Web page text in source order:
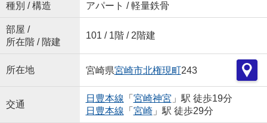
種別 / 構造 アパート / 軽量鉄骨
部屋 /
所在階 / 階建
101 / 1階 / 2階建
所在地 宮崎県宮崎市北権現町243
交通
日豊本線 「 宮崎神宮 」駅 徒歩19分
日豊本線 「 宮崎」駅 徒歩29分